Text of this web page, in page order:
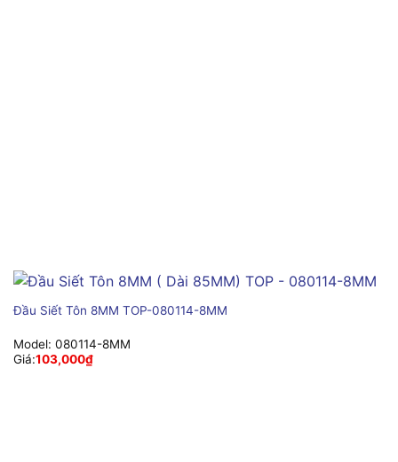
Đầu Siết Tôn 8MM TOP-080114-8MM
Model: 080114-8MM
Giá:103,000₫